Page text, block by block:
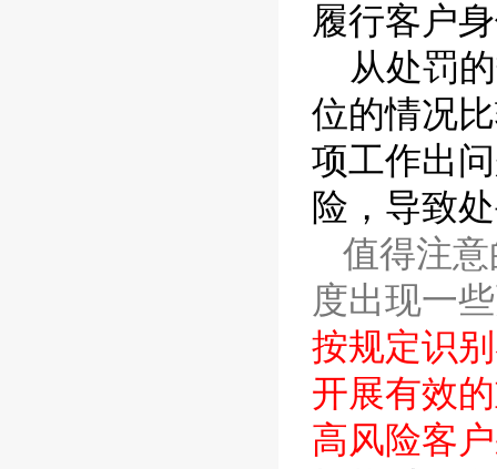
履行客户
从处罚
位的情况
项工作出
险，导致
值得注
度出现一
按规定识
开展有效
高风险客